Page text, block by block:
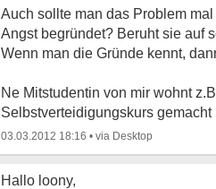
Auch sollte man das Problem
Angst begründet? Beruht sie auf
Wenn man die Gründe kennt,
Ne Mitstudentin von mir wohnt
Selbstverteidigungskurs
03.03.2012 18:16 •